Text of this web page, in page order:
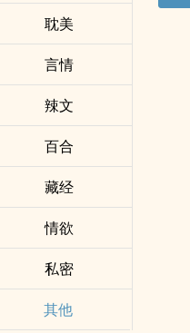
耽美
言情
辣文
百合
藏经
情欲
私密
其他